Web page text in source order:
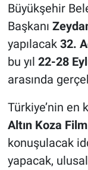
Büyükşehir
Başkanı
yapılacak 32.
bu yıl 22-28 Eyl
arasında
Türkiye’nin
Altın Koza
konuşulacak
yapacak,